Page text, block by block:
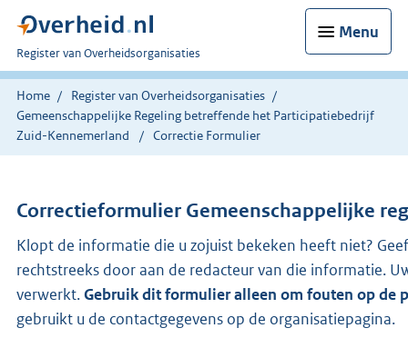
Menu
U
bent
nu
hier:
Register van Overheidsorganisaties
Home
Register van Overheidsorganisaties
Gemeenschappelijke Regeling betreffende het Participatiebedrijf
Zuid-Kennemerland
Correctie Formulier
Correctieformulier Gemeenschappelijke
Klopt de informatie die u zojuist bekeken heeft niet?
rechtstreeks door aan de redacteur van die informatie.
verwerkt.Gebruik dit formulier alleen om fouten op de
gebruikt u de contactgegevens op de organisatiepagina.